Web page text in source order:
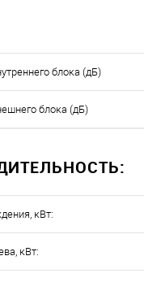
блока (дБ)
блока (дБ)
кВт:
кВт: